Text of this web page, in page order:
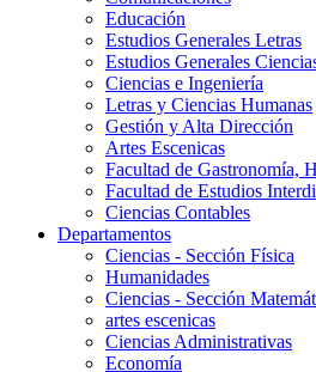
Educación
Estudios Generales Letras
Estudios Generales
Ciencias e Ingeniería
Letras y Ciencias Humanas
Gestión y Alta Dirección
Artes Escenicas
Facultad de Gastronomía,
Facultad de Estudios
Ciencias Contables
Departamentos
Ciencias - Sección Física
Humanidades
Ciencias - Sección
artes escenicas
Ciencias Administrativas
Economía